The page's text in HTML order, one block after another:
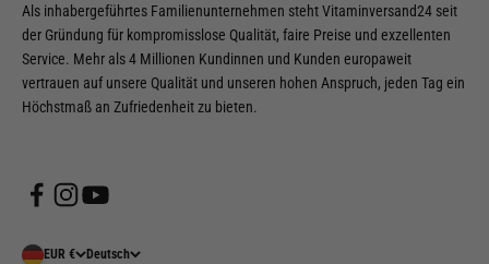
Als inhabergeführtes Familienunternehmen steht Vitaminversand24 seit
der Gründung für kompromisslose Qualität, faire Preise und exzellenten
Service. Mehr als 4 Millionen Kundinnen und Kunden europaweit
vertrauen auf unsere Qualität und unseren hohen Anspruch, jeden Tag ein
Höchstmaß an Zufriedenheit zu bieten.
EUR € Deutsch